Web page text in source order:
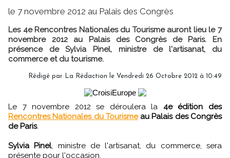
le 7 novembre 2012 au Palais des Congrès
Les 4e Rencontres Nationales du Tourisme auront lieu le 7
novembre 2012 au Palais des Congrès de Paris. En
présence de Sylvia Pinel, ministre de l'artisanat, du
commerce et du tourisme.
Rédigé par La Rédaction le Vendredi 26 Octobre 2012 à 10:49
Le 7 novembre 2012 se déroulera la 4e édition des
Rencontres Nationales du Tourisme au Palais des Congrès
de Paris.
Sylvia Pinel, ministre de l'artisanat, du commerce, sera
présente pour l'occasion.